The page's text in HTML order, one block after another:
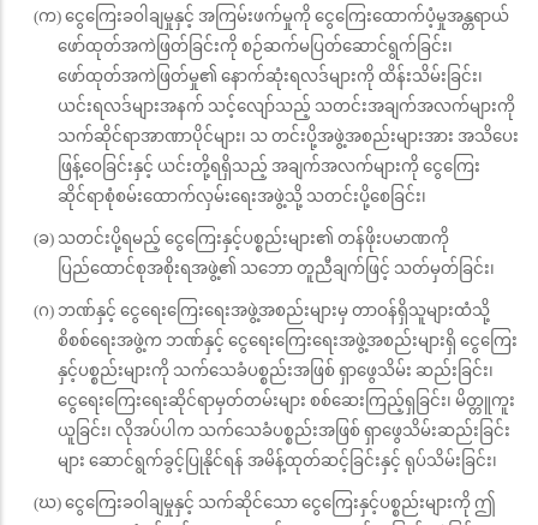
(က) ငွေကြေးခဝါချမှုနှင့် အကြမ်းဖက်မှုကို ငွေကြေးထောက်ပံ့မှုအန္တရာယ်
ဖော်ထုတ်အကဲဖြတ်ခြင်းကို စဉ်ဆက်မပြတ်ဆောင်ရွက်ခြင်း၊
ဖော်ထုတ်အကဲဖြတ်မှု၏ နောက်ဆုံးရလဒ်များကို ထိန်းသိမ်းခြင်း၊
ယင်းရလဒ်များအနက် သင့်လျော်သည့် သတင်းအချက်အလက်များကို
သက်ဆိုင်ရာအာဏာပိုင်များ၊ သ တင်းပို့အဖွဲ့အစည်းများအား အသိပေး
ဖြန့်ဝေခြင်းနှင့် ယင်းတို့ရရှိသည့် အချက်အလက်များကို ငွေကြေး
ဆိုင်ရာစုံစမ်းထောက်လှမ်းရေးအဖွဲ့သို့ သတင်းပို့စေခြင်း၊
(ခ) သတင်းပို့ရမည့် ငွေကြေးနှင့်ပစ္စည်းများ၏ တန်ဖိုးပမာဏကို
ပြည်ထောင်စုအစိုးရအဖွဲ့၏ သဘော တူညီချက်ဖြင့် သတ်မှတ်ခြင်း၊
(ဂ) ဘဏ်နှင့် ငွေရေးကြေးရေးအဖွဲ့အစည်းများမှ တာဝန်ရှိသူများထံသို့
စိစစ်ရေးအဖွဲ့က ဘဏ်နှင့် ငွေရေးကြေးရေးအဖွဲ့အစည်းများရှိ ငွေကြေး
နှင့်ပစ္စည်းများကို သက်သေခံပစ္စည်းအဖြစ် ရှာဖွေသိမ်း ဆည်းခြင်း၊
ငွေရေးကြေးရေးဆိုင်ရာမှတ်တမ်းများ စစ်ဆေးကြည့်ရှခြင်း၊ မိတ္တူကူး
ယူခြင်း၊ လိုအပ်ပါက သက်သေခံပစ္စည်းအဖြစ် ရှာဖွေသိမ်းဆည်းခြင်း
များ ဆောင်ရွက်ခွင့်ပြုနိုင်ရန် အမိန့်ထုတ်ဆင့်ခြင်းနှင့် ရုပ်သိမ်းခြင်း၊
(ဃ) ငွေကြေးခဝါချမှုနှင့် သက်ဆိုင်သော ငွေကြေးနှင့်ပစ္စည်းများကို ဤ